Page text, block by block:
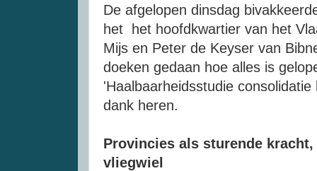
De afgelopen dinsdag
het het hoofdkwartier van het
Mijs en Peter de Keyser van
doeken gedaan hoe alles is
'Haalbaarheidsstudie
dank heren.
Provincies als sturende
vliegwiel